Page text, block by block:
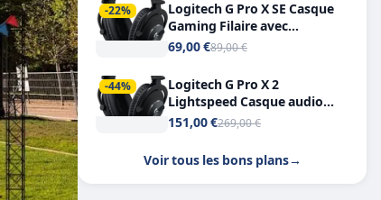
-22%
Logitech G Pro X SE Casque
Gaming Filaire avec
Microphone Micro
7.1
69,00 €89,00 €
-44%
Logitech G Pro X 2
Lightspeed Casque audio
bluetooth
151,00 €269,00 €
Voir tous les bons plans→